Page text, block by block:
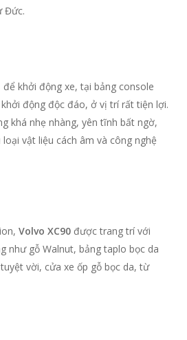
Đức.
để khởi động xe, tại bảng console
động độc đáo, ở vị trí rất tiện lợi.
khá nhẹ nhàng, yên tĩnh bất ngờ,
vật liệu cách âm và công nghệ
Volvo XC90 được trang trí với
như gỗ Walnut, bảng taplo bọc da
vời, cửa xe ốp gỗ bọc da, từ